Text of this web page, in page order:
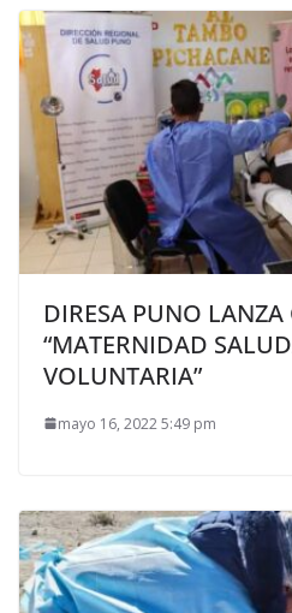
DIRESA PUNO
“MATERNIDAD
VOLUNTARIA”
mayo 16, 2022 5:49 pm